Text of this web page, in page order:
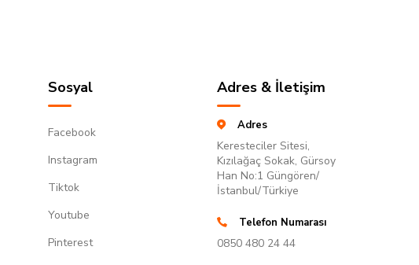
Sosyal
Facebook
Instagram
Tiktok
Youtube
Pinterest
Adres & İletişim
Adres
Keresteciler Sitesi,
Kızılağaç Sokak, Gürsoy
Han No:1 Güngören/
İstanbul/Türkiye
Telefon Numarası
0850 480 24 44